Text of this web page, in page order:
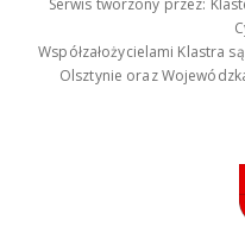
Serwis tworzony przez:
Współzałożycielami Klastra
Olsztynie oraz